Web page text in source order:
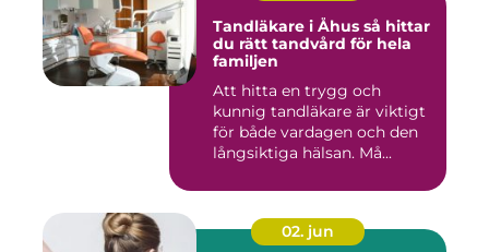
Tandläkare i Åhus så hittar
du rätt tandvård för hela
familjen
Att hitta en trygg och
kunnig tandläkare är viktigt
för både vardagen och den
långsiktiga hälsan. Må...
02. jun